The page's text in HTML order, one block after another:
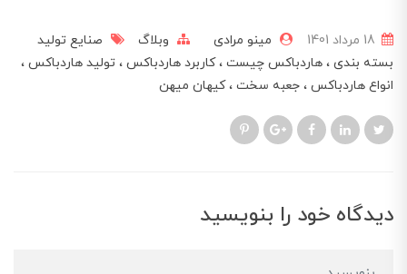
مینو مرادی وبلاگ
صنایع تولید
بسته بندی
هاردباکس چیست کاربرد هاردباکس
تولید هاردباکس
انواع هاردباکس
جعبه سخت کیهان میهن
دیدگاه خود را بنویسید